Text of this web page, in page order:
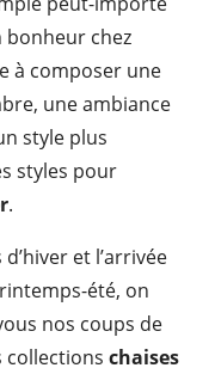
chez
à composer une
une ambiance
style plus
styles pour
.
et l’arrivée
été, on
nos coups de
collections chaises